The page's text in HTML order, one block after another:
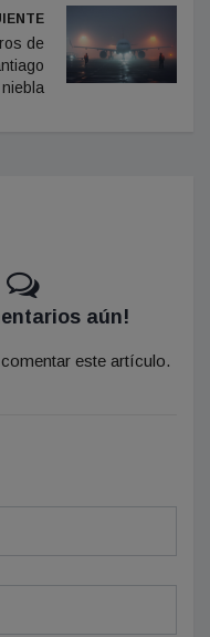
de
aún!
este artículo.